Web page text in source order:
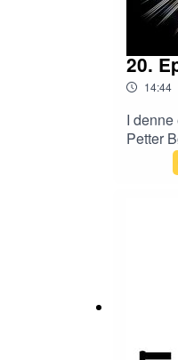
20.
14:44
I
Petter